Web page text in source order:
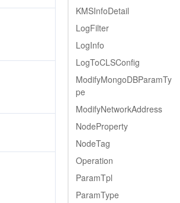
KMSInfoDetail
LogFilter
LogInfo
LogToCLSConfig
ModifyMongoDBParamTy
pe
ModifyNetworkAddress
NodeProperty
NodeTag
Operation
ParamTpl
ParamType